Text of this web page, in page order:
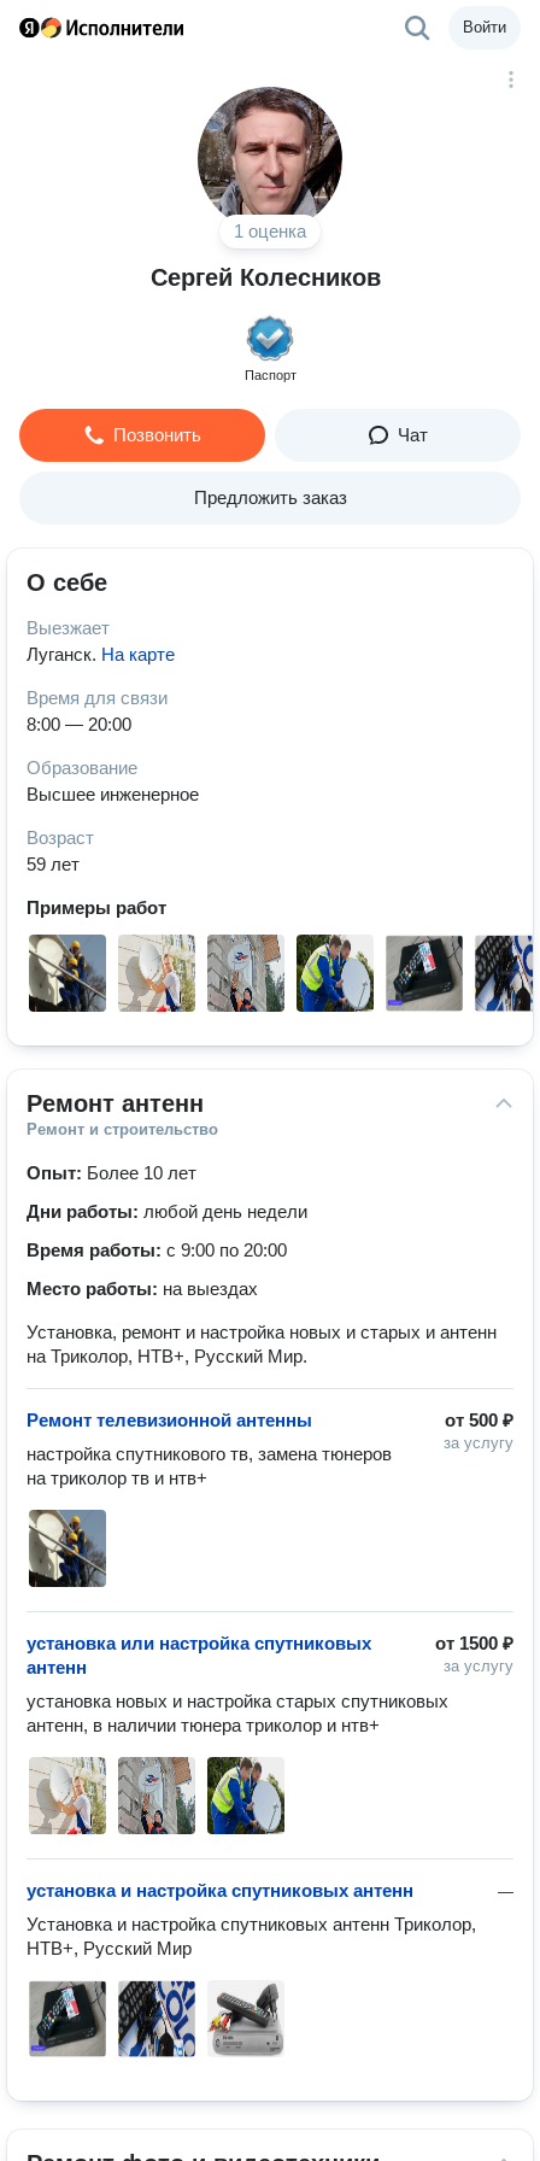
Войти
1 оценка
Сергей Колесников
Паспорт
Позвонить Чат
Предложить заказ
О себе
Выезжает
Луганск. На карте
Время для связи
8:00 — 20:00
Образование
Высшее инженерное
Возраст
59 лет
Примеры работ
Ремонт антенн
Ремонт и строительство
Опыт: Более 10 лет
Дни работы: любой день недели
Время работы: с 9:00 по 20:00
Место работы: на выездах
Установка, ремонт и настройка новых и старых и антенн
на Триколор, НТВ+, Русский Мир.
от 500 ₽
за услугу
Ремонт телевизионной антенны
настройка спутникового тв, замена тюнеров
на триколор тв и нтв+
от 1500 ₽
за услугу
установка или настройка спутниковых
антенн
установка новых и настройка старых спутниковых
антенн, в наличии тюнера триколор и нтв+
—
установка и настройка спутниковых антенн
Установка и настройка спутниковых антенн Триколор,
НТВ+, Русский Мир